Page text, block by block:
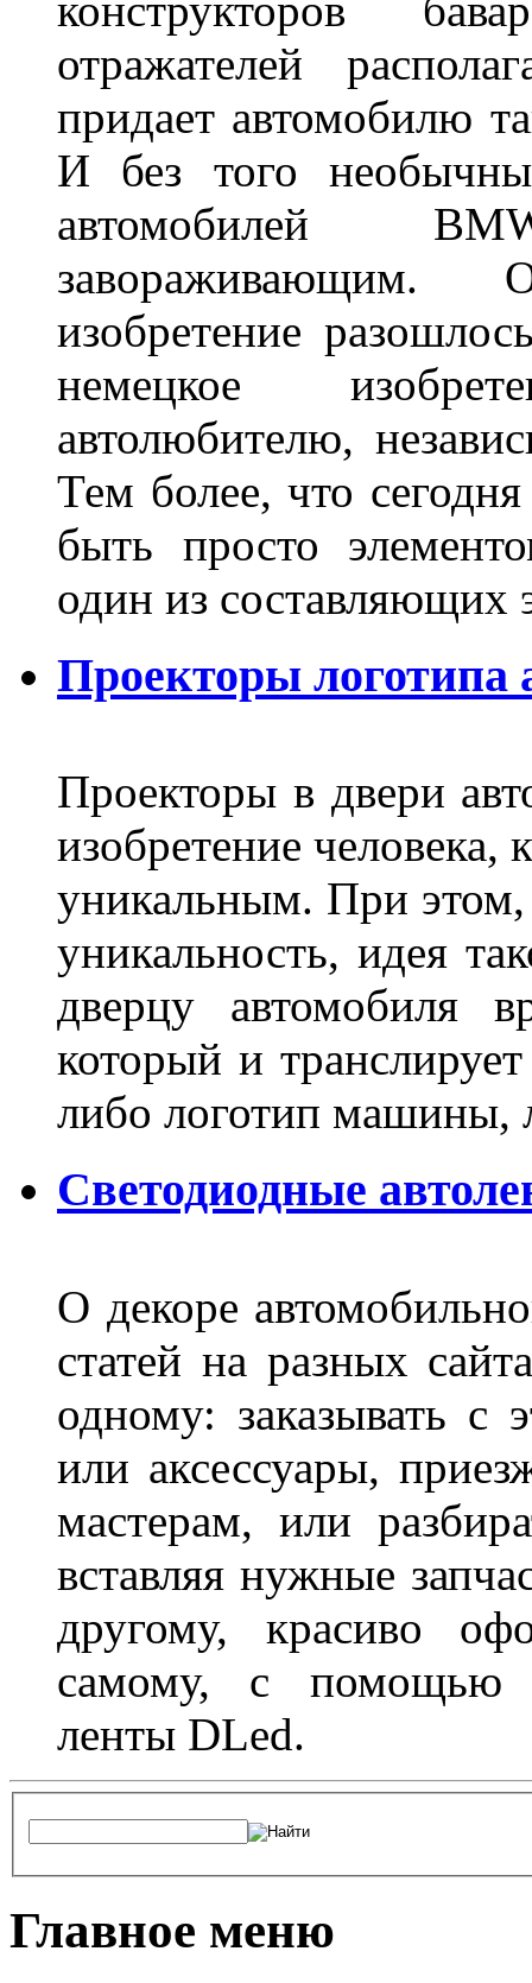
отражателей
придает автомобилю
И без того
автомобилей
завораживающим.
изобретение
немецкое
автолюбителю,
Тем более, что сегодня
быть просто
один из
Проекторы логотипа
Проекторы в двери
изобретение человека,
уникальным. При этом,
уникальность, идея
дверцу автомобиля
который и
либо логотип машины,
Светодиодные
О декоре
статей на разных
одному: заказывать с
или аксессуары,
мастерам, или
вставляя нужные
другому, красиво
самому, с помощью
ленты DLed.
Главное меню